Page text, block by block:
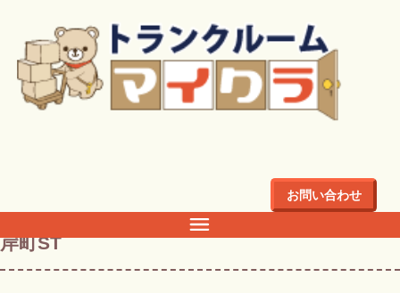
お問い合わせ
川越市岸町の
岸町ST